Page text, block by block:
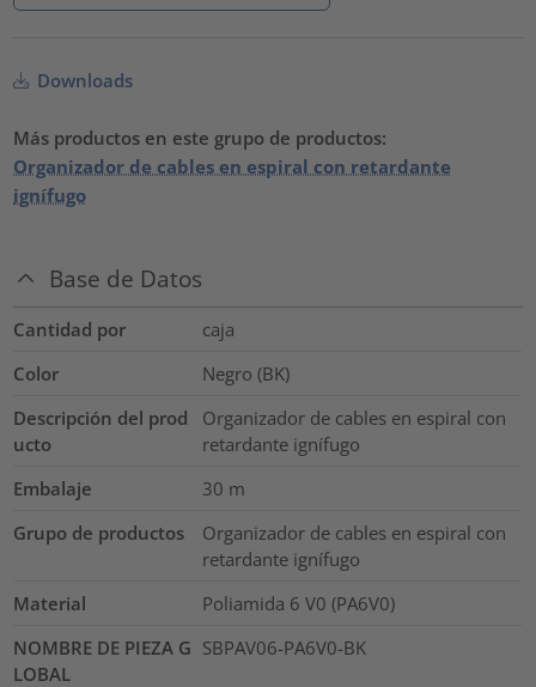
Downloads
Más productos en este grupo de productos:
Organizador de cables en espiral con retardante
ignífugo
Base de Datos
Cantidad por
caja
Color
Negro (BK)
Descripción del prod
ucto
Organizador de cables en espiral con
retardante ignífugo
Embalaje
30 m
Grupo de productos
Organizador de cables en espiral con
retardante ignífugo
Material
Poliamida 6 V0 (PA6V0)
NOMBRE DE PIEZA G
LOBAL
SBPAV06-PA6V0-BK